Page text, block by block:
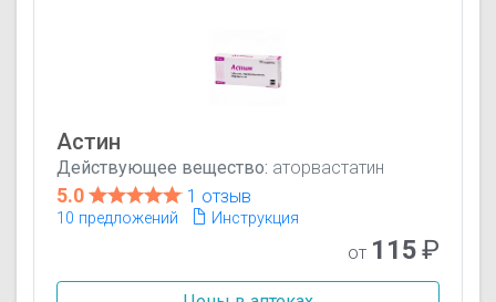
Астин
Действующее вещество: аторвастатин
5.0 1 отзыв
10 предложений Инструкция
от 115₽